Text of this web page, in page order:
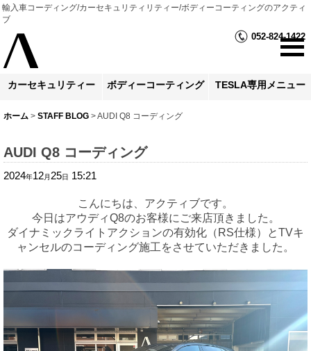
輸入車コーディング/カーセキュリティリティー/ボディーコーティングのアクティ
ブ
052-824-1422
カーセキュリティー ボディーコーティング TESLA専用メニュー
ホーム > STAFF BLOG >AUDI Q8 コーディング
AUDI Q8 コーディング
2024年12月 25日 15:21
こんにちは、アクティブです。
今日はアウディQ8のお客様にご来店頂きました。
ダイナミックライトアクションの有効化（RS仕様）とTVキ
ャンセルのコーディング施工をさせていただきました。